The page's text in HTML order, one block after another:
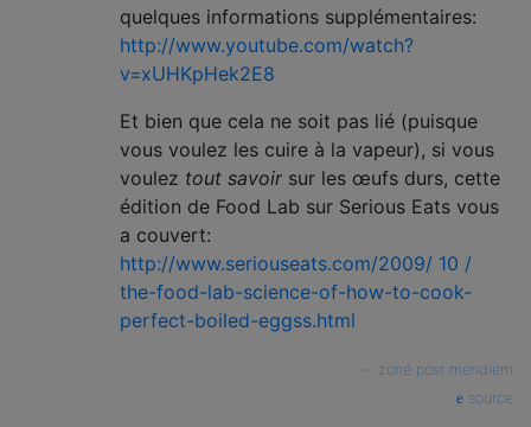
quelques informations supplémentaires:
http://www.youtube.com/watch?
v=xUHKpHek2E8
Et bien que cela ne soit pas lié (puisque
vous voulez les cuire à la vapeur), si vous
voulez tout savoir sur les œufs durs, cette
édition de Food Lab sur Serious Eats vous
a couvert:
http://www.seriouseats.com/2009/ 10 /
the-food-lab-science-of-how-to-cook-
perfect-boiled-eggss.html
zoné post meridiem
source